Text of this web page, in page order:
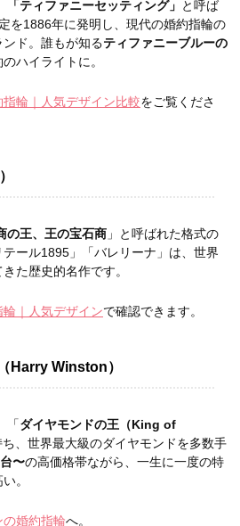
「ティファニーセッティング」 と呼ば
を1886年に発明し、現代の婚約指輪の
ド。誰もが知るティファニーブルーの
ハイライトに。
輪｜人気デザイン比較をご覧くださ
の王、王の宝石商 」と呼ばれた格式の
ール1895」「バレリーナ」は、世界
た歴史的名作です。
｜人気デザインで確認できます。
Harry Winston）
「ダイヤモンドの王（King of
ち、世界最大級のダイヤモンドを多数手
〜の高価格帯ながら、一生に一度の特
。
婚約指輪へ。